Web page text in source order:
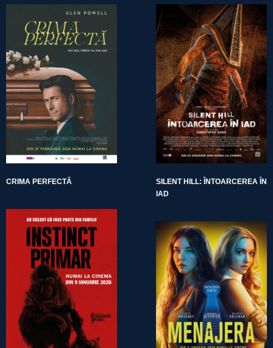
CRIMA PERFECTĂ
SILENT HILL: ÎNTOARCEREA ÎN
IAD